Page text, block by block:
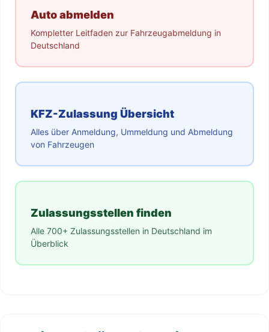
Auto abmelden
Kompletter Leitfaden zur Fahrzeugabmeldung in
Deutschland
KFZ-Zulassung Übersicht
Alles über Anmeldung, Ummeldung und Abmeldung
von Fahrzeugen
Zulassungsstellen finden
Alle 700+ Zulassungsstellen in Deutschland im
Überblick